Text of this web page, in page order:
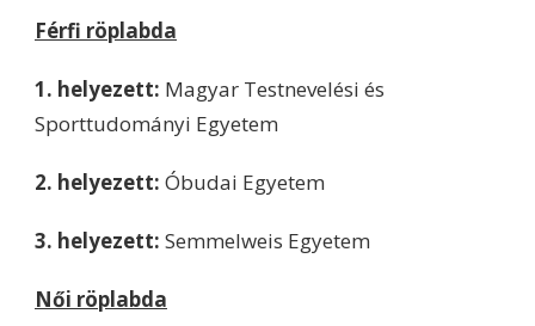
Férfi röplabda
1. helyezett: Magyar Testnevelési és
Sporttudományi Egyetem
2. helyezett: Óbudai Egyetem
3. helyezett: Semmelweis Egyetem
Női röplabda